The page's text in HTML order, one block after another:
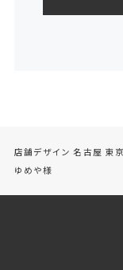
店舗デザイン 名古屋 東
ゆめや様